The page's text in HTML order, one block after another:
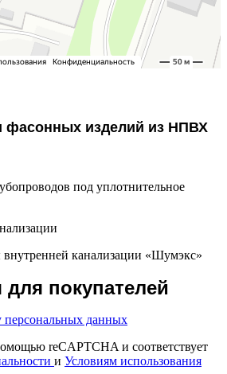
фасонных изделий из НПВХ
под уплотнительное
канализации «Шумэкс»
покупателей
персональных данных
reCAPTCHA и соответствует
и Условиям использования